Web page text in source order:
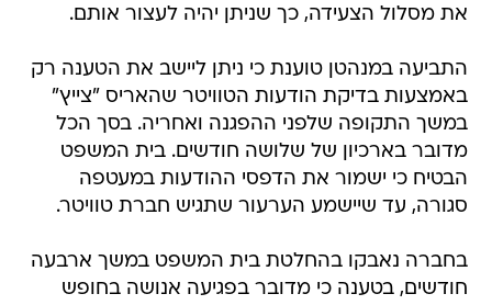
את מסלול הצעידה, כך שניתן יהיה לעצור אותם.
התביעה במנהטן טוענת כי ניתן ליישב את הטענה רק
באמצעות בדיקת הודעות הטוויטר שהאריס "צייץ"
במשך התקופה שלפני ההפגנה ואחריה. בסך הכל
מדובר בארכיון של שלושה חודשים. בית המשפט
הבטיח כי ישמור את הדפסי ההודעות במעטפה
סגורה, עד שיישמע הערעור שתגיש חברת טוויטר.
בחברה נאבקו בהחלטת בית המשפט במשך ארבעה
חודשים, בטענה כי מדובר בפגיעה אנושה בחופש